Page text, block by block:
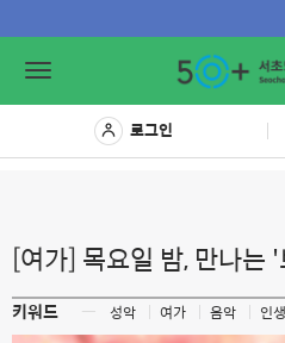
Toggle
로그인
[여가] 목요일 밤, 만나는
키워드 ㅡ 성악 여가 음악 인